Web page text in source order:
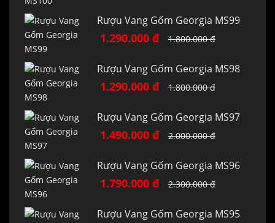
Rượu Vang Gốm Georgia MS99
1.290.000 đ 1.800.000 đ
Rượu Vang Gốm Georgia MS98
1.290.000 đ 1.800.000 đ
Rượu Vang Gốm Georgia MS97
1.490.000 đ 2.000.000 đ
Rượu Vang Gốm Georgia MS96
1.790.000 đ 2.300.000 đ
Rượu Vang Gốm Georgia MS95